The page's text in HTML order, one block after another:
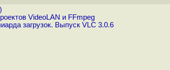
)
VideoLAN и FFmpeg
загрузок. Выпуск VLC 3.0.6